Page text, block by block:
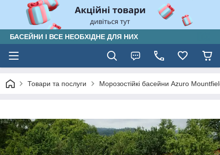
БАСЕЙНИ І ВСЕ НЕОБХІДНЕ ДЛЯ НИХ
Товари та послуги Морозостійкі басейни Azuro